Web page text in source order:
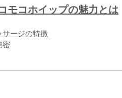
モコホイップの魅力とは
ージの特徴
密